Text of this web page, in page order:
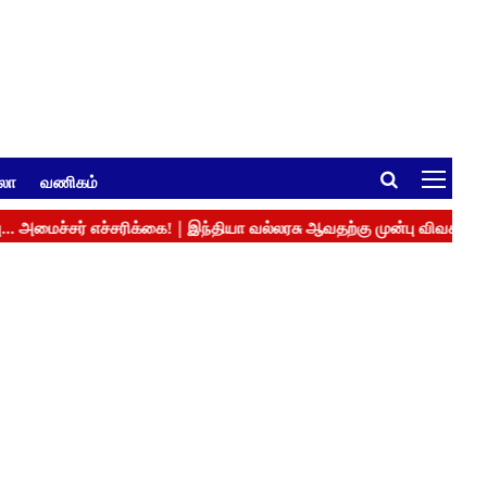
வணிகம்